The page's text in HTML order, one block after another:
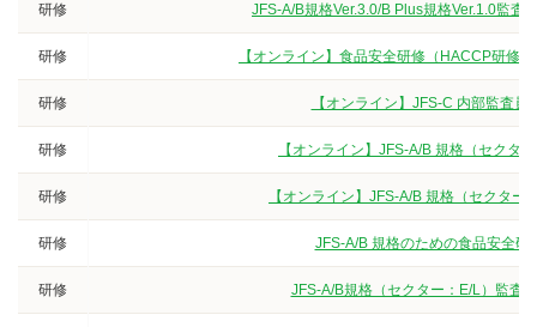
研修 JFS-A/B規格Ver.3.0/B Plus規格Ver.1.0監
研修 【オンライン】食品安全研修（HACCP研修
研修 【オンライン】JFS-C 内部監査
研修 【オンライン】JFS-A/B 規格（セクタ
研修 【オンライン】JFS-A/B 規格（セクタ
研修 JFS-A/B 規格のための食品安全
研修 JFS-A/B規格（セクター：E/L）監査